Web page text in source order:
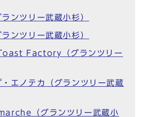
ンツリー武蔵小杉）
ンツリー武蔵小杉）
Factory（グランツリー
エノテカ（グランツリー武蔵
（グランツリー武蔵小